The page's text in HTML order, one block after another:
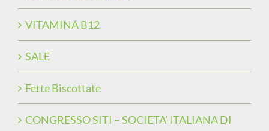
VITAMINA B12
SALE
Fette Biscottate
CONGRESSO SITI – SOCIETA’ ITALIANA DI